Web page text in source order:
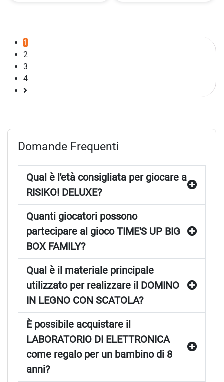
1
2
3
4
Domande Frequenti
Qual è l'età consigliata per giocare a
RISIKO! DELUXE?
Quanti giocatori possono
partecipare al gioco TIME'S UP BIG
BOX FAMILY?
Qual è il materiale principale
utilizzato per realizzare il DOMINO
IN LEGNO CON SCATOLA?
È possibile acquistare il
LABORATORIO DI ELETTRONICA
come regalo per un bambino di 8
anni?